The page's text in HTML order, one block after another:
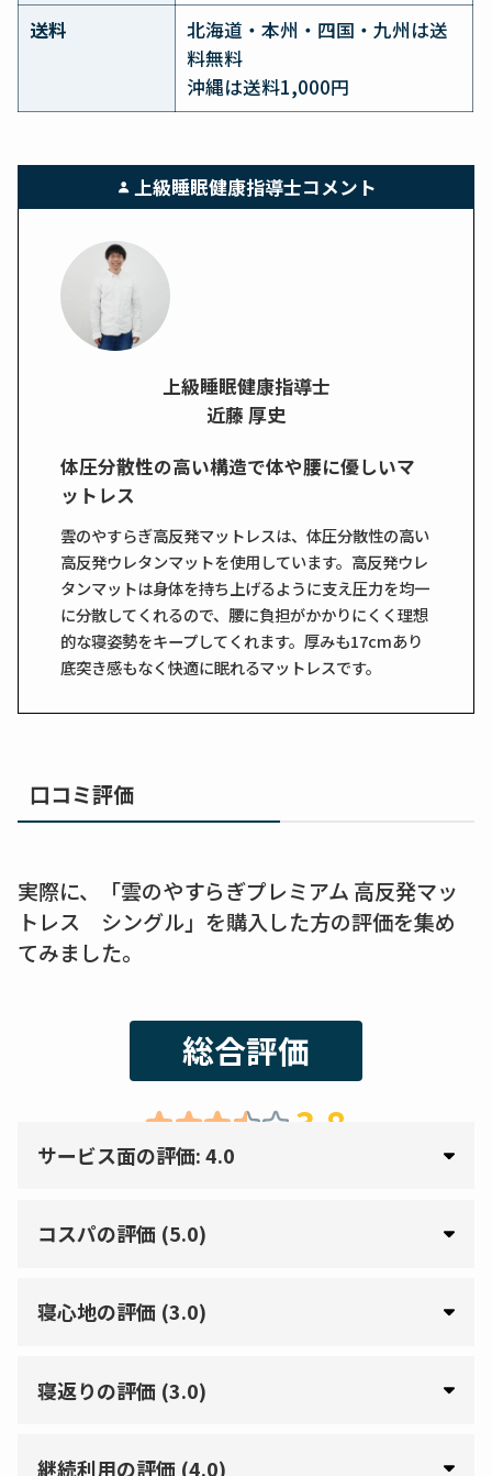
送料
北海道・本州・四国・九州は送
料無料
沖縄は送料1,000円
上級睡眠健康指導士コメント
上級睡眠健康指導士
近藤 厚史
体圧分散性の高い構造で体や腰に優しいマ
ットレス
雲のやすらぎ高反発マットレスは、体圧分散性の高い
高反発ウレタンマットを使用しています。高反発ウレ
タンマットは身体を持ち上げるように支え圧力を均一
に分散してくれるので、腰に負担がかかりにくく理想
的な寝姿勢をキープしてくれます。厚みも17cmあり
底突き感もなく快適に眠れるマットレスです。
口コミ評価
実際に、「雲のやすらぎプレミアム 高反発マッ
トレス シングル」を購入した方の評価を集め
てみました。
総合評価
3.8
サービス面の評価: 4.0
コスパの評価 (5.0)
寝心地の評価 (3.0)
寝返りの評価 (3.0)
継続利用の評価 (4.0)